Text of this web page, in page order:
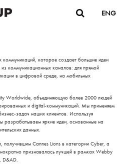
ENG
которое создает большие идеи
коммуникационных каналов: для прямой
в цифровой среде, на мобильных
Worldwide, объединяющую более 2000 людей
и digital-коммуникаций. Мы применяем
задач наших клиентов. Используя
разрабатываем яркие идеи, основанные на
данных.
получившим Cannes Lions в категории Cyber, а
признавалась лучшей в рамках Webby
D&AD.